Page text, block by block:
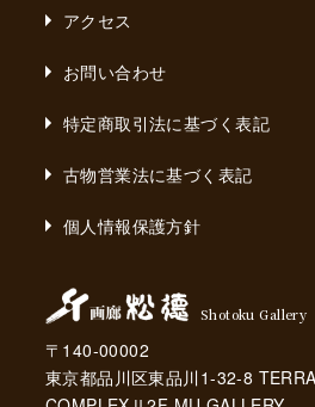
アクセス
お問い合わせ
特定商取引法に基づく表記
古物営業法に基づく表記
個人情報保護方針
Shotoku Gallery
〒140-00002
東京都品川区東品川1-32-8